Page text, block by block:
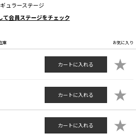
ギュラーステージ
て会員ステージをチェック
庫 お気に入り
カートに入れる ★
カートに入れる ★
カートに入れる ★